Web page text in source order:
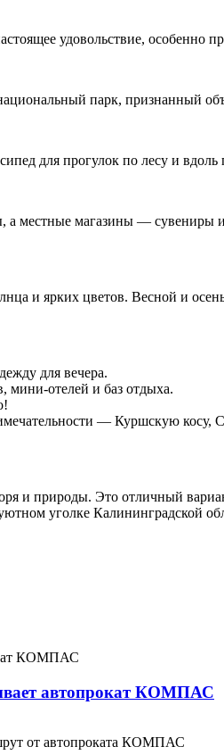
удовольствие, особенно
национальный парк,
для прогулок по лесу и вдоль
а местные магазины — сувениры
и ярких цветов. Весной и
для вечера.
отелей и баз отдыха.
— Куршскую косу,
и природы. Это отличный
уголке Калининградской
автопрокат КОМПАС